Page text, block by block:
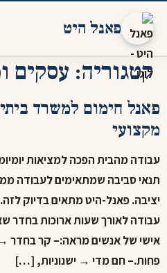
פאנל היט
קטגוריה: עסקים
פאנל חימום למשרד
מקצועי
עבודה מהבית הפכה למציאות
תנאי סביבה שמתאימים לעבודה
יציבה. פאנל-היט מתאים בדיוק
עבודה לאורך שעות ארוכות בחדר
אישי של אנשים מראה:– קר בחדר
פחות.– חם מדי → ישנוניות, […]